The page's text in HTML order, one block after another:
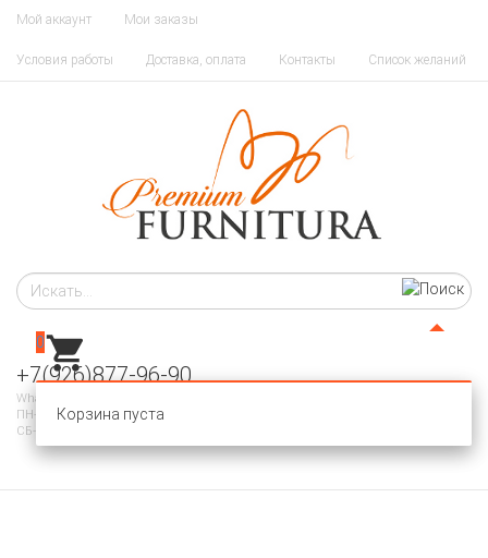
Мой аккаунт Мои заказы
Условия работы Доставка, оплата Контакты Список желаний
+7(926)877-96-90
WhatsApp, Telegram
ПН-ПТ 10-20
СБ-ВС - ВЫХОДНОЙ
0
Корзина пуста